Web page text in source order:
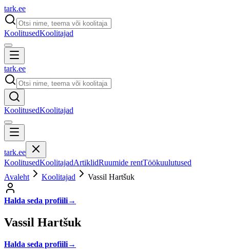
tark.ee
KoolitusedKoolitajad
tark.ee
KoolitusedKoolitajad
tark.ee
KoolitusedKoolitajadArtiklidRuumide rentTöökuulutused
Avaleht
Koolitajad Vassil Hartšuk
Halda seda profiili→
Vassil Hartšuk
Halda seda profiili→